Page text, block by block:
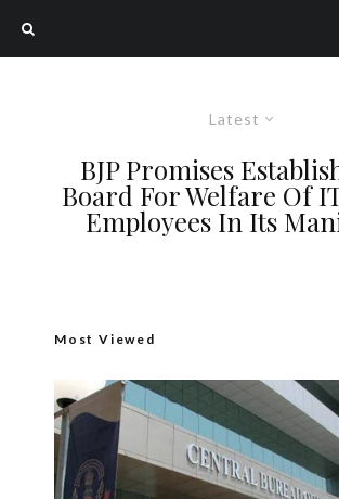
Latest
BJP Promises
Board For Welfare Of
Employees In Its
Most Viewed